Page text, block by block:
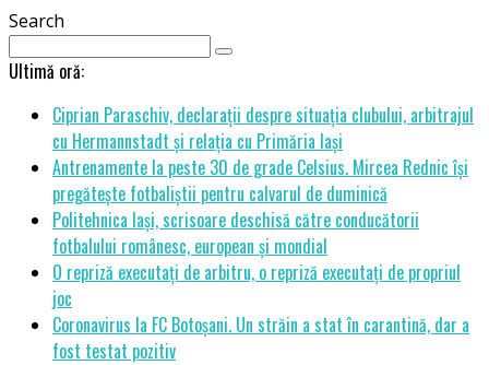
Search
Ultimă oră:
Ciprian Paraschiv, declarații despre situația clubului, arbitrajul
cu Hermannstadt și relația cu Primăria Iași
Antrenamente la peste 30 de grade Celsius. Mircea Rednic își
pregătește fotbaliștii pentru calvarul de duminică
Politehnica Iași, scrisoare deschisă către conducătorii
fotbalului românesc, european și mondial
O repriză executați de arbitru, o repriză executați de propriul
joc
Coronavirus la FC Botoșani. Un străin a stat în carantină, dar a
fost testat pozitiv